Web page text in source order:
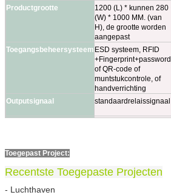
Productgrootte
1200 (L) * kunnen 280
(W) * 1000 MM. (van
H), de grootte worden
aangepast
Toegangsbeheersysteem ESD systeem, RFID
+Fingerprint+password
of QR-code of
muntstukcontrole, of
handverrichting
Outputsignaal standaardrelaissignaal
Toegepast Project:
Recentste Toegepaste Projecten
- Luchthaven